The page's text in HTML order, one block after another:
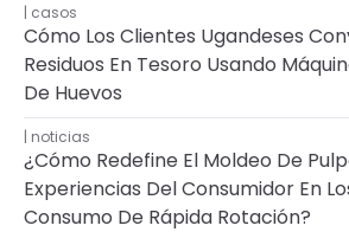
casos
Cómo Los Clientes Ugandeses
Residuos En Tesoro Usando
De Huevos
noticias
¿Cómo Redefine El Moldeo De
Experiencias Del Consumidor En
Consumo De Rápida Rotación?